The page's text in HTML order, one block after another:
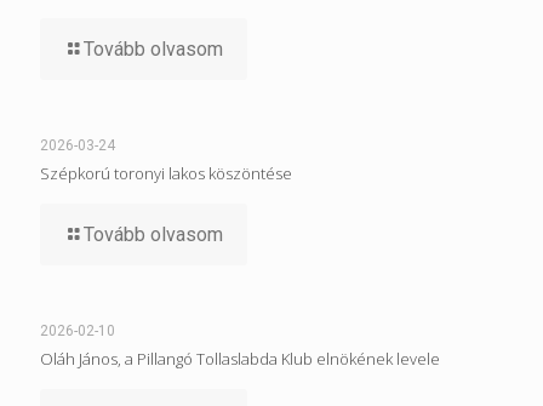
Tovább olvasom
2026-03-24
Szépkorú toronyi lakos köszöntése
Tovább olvasom
2026-02-10
Oláh János, a Pillangó Tollaslabda Klub elnökének levele